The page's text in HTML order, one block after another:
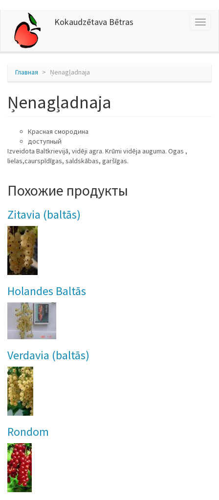
основному
содержанию
Kokaudzētava Bētras
Главная Ņenagļadnaja
Ņenagļadnaja
Красная смородина
доступный
Izveidota Baltkrievijā, vidēji agra. Krūmi vidēja auguma. Ogas ,
lielas,caurspīdīgas, saldskābas, garšīgas.
Похожие продукты
Zitavia (baltās)
Holandes Baltās
Verdavia (baltās)
Rondom